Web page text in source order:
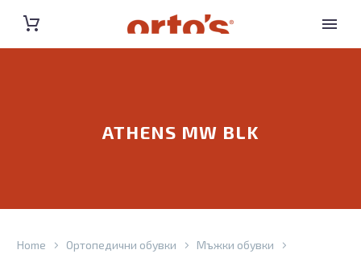
ATHENS MW BLK
Home Ортопедични обувки
Мъжки обувки